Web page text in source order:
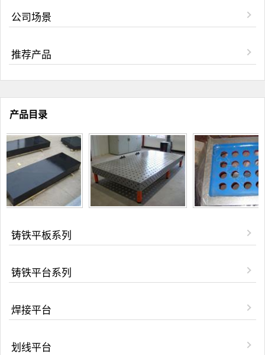
公司场景
推荐产品
产品目录
铸铁平板系列
铸铁平台系列
焊接平台
划线平台